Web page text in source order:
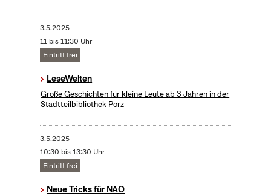
3.5.2025
11 bis 11:30 Uhr
Eintritt frei
LeseWelten
Große Geschichten für kleine Leute ab 3 Jahren in der
Stadtteilbibliothek Porz
3.5.2025
10:30 bis 13:30 Uhr
Eintritt frei
Neue Tricks für NAO